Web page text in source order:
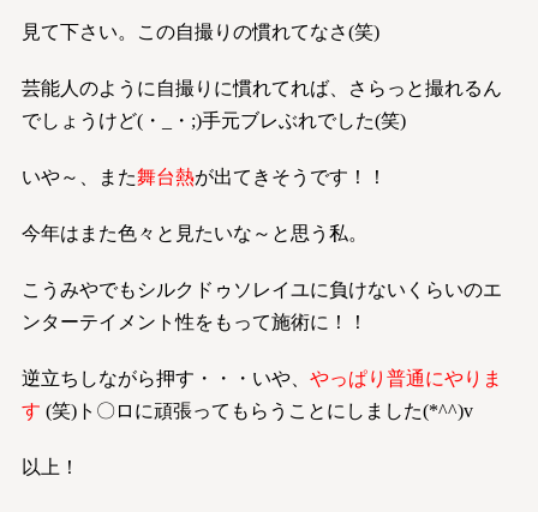
見て下さい。この自撮りの慣れてなさ(笑)
芸能人のように自撮りに慣れてれば、さらっと撮れるん
でしょうけど(・_・;)手元ブレぶれでした(笑)
いや～、また舞台熱が出てきそうです！！
今年はまた色々と見たいな～と思う私。
こうみやでもシルクドゥソレイユに負けないくらいのエ
ンターテイメント性をもって施術に！！
逆立ちしながら押す・・・いや、 やっぱり普通にやりま
す (笑)ト〇ロに頑張ってもらうことにしました(*^^)v
以上！